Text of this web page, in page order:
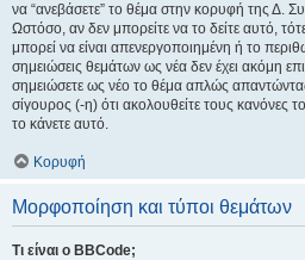
να “ανεβάσετε” το θέμα στην κορυφή της Δ.
Ωστόσο, αν δεν μπορείτε να το δείτε αυτό,
μπορεί να είναι απενεργοποιημένη ή το
σημειώσεις θεμάτων ως νέα δεν έχει ακόμη
σημειώσετε ως νέο το θέμα απλώς
σίγουρος (-η) ότι ακολουθείτε τους κανόνες
το κάνετε αυτό.
Κορυφή
Μορφοποίηση και τύποι θεμάτων
Τι είναι ο BBCode;